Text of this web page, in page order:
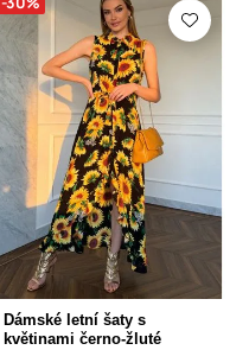
Dámské letní šaty s
květinami černo-žluté